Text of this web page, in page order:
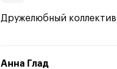
Дружелюбный
Анна Глад